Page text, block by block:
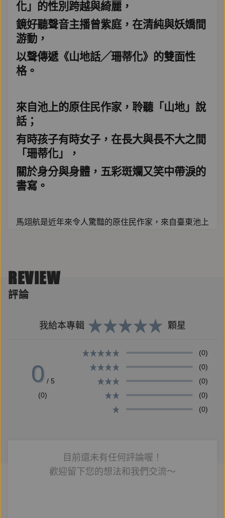
化」的性別跨越與綺麗，
鏡好聽聲音主播曾紫庭，在清純與妖嬌間
游動，
以聲傳遞《山地話╱珊蒂化》的雙面性
格。
來自池上的原住民作家，聆聽「山地」說
話；
有時孩子有時女子，在長大與長不大之間
「珊蒂化」，
關於身分與身體，五彩斑斕又笑中帶淚的
書寫。
馬翊航是近年來令人驚豔的原住民作家，來自臺東池上
有著髮絲般的刺眼邊緣』」，令人讀了神經會如電到般
快感林立。但造就敏感的不只感官與修辭，也來自書面
話」是一個「不正確」的詞，也回返帶動記憶的形狀，
是關於身分、空間、家族、書寫的重重探問；「珊蒂
化」則以陰柔聲音與姿態，反問標籤貼在哪裡？藏著什
麼？也與體內種種親愛、殘餘、騷動與失去對話。書中
有「是」與「不是」的反串，失能與可能的照明，不那
哥你一定會要我」，唱出歌聲與離合的記憶，也是真情
比酒濃的挫敗；「山地話」裡面沒有母語教學，可能是
REVIEW
評論
我給本專輯 顆星
0 / 5
(0)
(0)
(0)
(0)
(0)
(0)
目前還未有任何評論喔！
歡迎留下您的想法和我們交流～